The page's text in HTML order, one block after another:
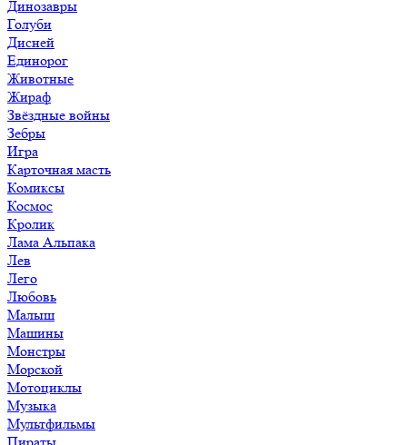
Динозавры
Голуби
Дисней
Единорог
Животные
Жираф
Звёздные войны
Зебры
Игра
Карточная масть
Комиксы
Космос
Кролик
Лама Альпака
Лев
Лего
Любовь
Малыш
Машины
Монстры
Морской
Мотоциклы
Музыка
Мультфильмы